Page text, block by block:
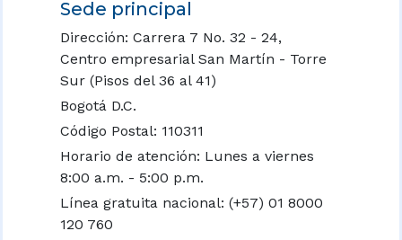
Sede principal
Dirección: Carrera 7 No. 32 - 24,
Centro empresarial San Martín - Torre
Sur (Pisos del 36 al 41)
Bogotá D.C.
Código Postal: 110311
Horario de atención: Lunes a viernes
8:00 a.m. - 5:00 p.m.
Línea gratuita nacional: (+57) 01 8000
120 760